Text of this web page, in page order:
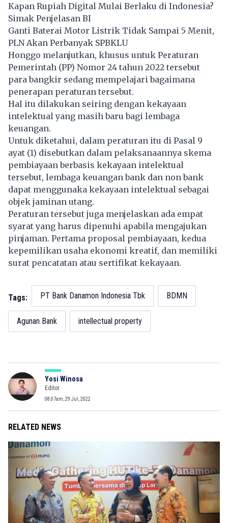
Kapan Rupiah Digital Mulai Berlaku di Indonesia?
Simak Penjelasan BI
Ganti Baterai Motor Listrik Tidak Sampai 5 Menit,
PLN Akan Perbanyak SPBKLU
Honggo melanjutkan, khusus untuk Peraturan
Pemerintah (PP) Nomor 24 tahun 2022 tersebut
para bangkir sedang mempelajari bagaimana
penerapan peraturan tersebut.
Hal itu dilakukan seiring dengan kekayaan
intelektual yang masih baru bagi lembaga
keuangan.
Untuk diketahui, dalam peraturan itu di Pasal 9
ayat (1) disebutkan dalam pelaksanaannya skema
pembiayaan berbasis kekayaan intelektual
tersebut, lembaga keuangan bank dan non bank
dapat menggunaka kekayaan intelektual sebagai
objek jaminan utang.
Peraturan tersebut juga menjelaskan ada empat
syarat yang harus dipenuhi apabila mengajukan
pinjaman. Pertama proposal pembiayaan, kedua
kepemilikan usaha ekonomi kreatif, dan memiliki
surat pencatatan atau sertifikat kekayaan.
Tags: PT Bank Danamon Indonesia Tbk BDMN
Agunan Bank intellectual property
Yosi Winosa
Editor
08:07am, 29 Jul, 2022
RELATED NEWS